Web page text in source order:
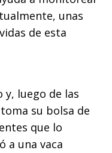
unas
de esta
y, luego de las
su bolsa de
que lo
a una vaca